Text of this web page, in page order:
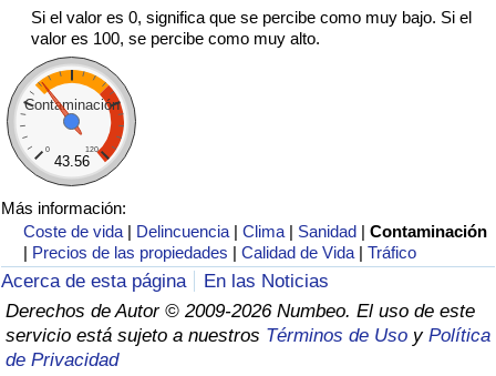
Si el valor es 0, significa que se percibe como muy bajo. Si el
valor es 100, se percibe como muy alto.
Contaminación
0 120
43.56
Más información:
Coste de vida | Delincuencia |Clima | Sanidad |Contaminación
| Precios de las propiedades |Calidad de Vida |Tráfico
Acerca de esta página
En las Noticias
Derechos de Autor © 2009-2026 Numbeo. El uso de este
servicio está sujeto a nuestros Términos de Uso y Política
de Privacidad
Índice de Tráfico (Actual)
Índice de Tráfico por País